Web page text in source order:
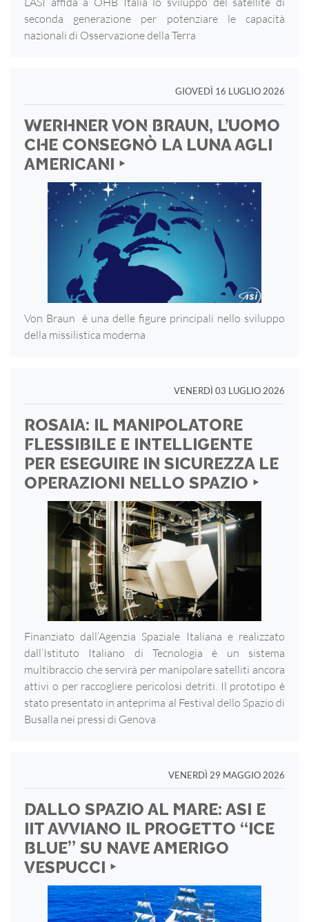
seconda generazione per potenziare le capacità
nazionali di Osservazione della Terra
GIOVEDÌ 16 LUGLIO 2026
WERHNER VON BRAUN, L’UOMO
CHE CONSEGNÒ LA LUNA AGLI
AMERICANI ‣
Von Braun è una delle figure principali nello sviluppo
della missilistica moderna
VENERDÌ 03 LUGLIO 2026
ROSAIA: IL MANIPOLATORE
FLESSIBILE E INTELLIGENTE
PER ESEGUIRE IN SICUREZZA LE
OPERAZIONI NELLO SPAZIO ‣
Finanziato dall’Agenzia Spaziale Italiana e realizzato
dall’Istituto Italiano di Tecnologia è un sistema
multibraccio che servirà per manipolare satelliti ancora
attivi o per raccogliere pericolosi detriti. Il prototipo è
stato presentato in anteprima al Festival dello Spazio di
Busalla nei pressi di Genova
VENERDÌ 29 MAGGIO 2026
DALLO SPAZIO AL MARE: ASI E
IIT AVVIANO IL PROGETTO “ICE
BLUE” SU NAVE AMERIGO
VESPUCCI ‣